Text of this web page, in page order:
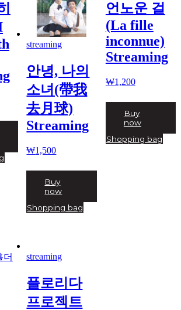
streaming
안녕, 나의
소녀(帶我
去月球)
Streaming
₩1,500
Buy
now
Shopping bag
언노운 걸
(La fille
inconnue)
Streaming
₩1,200
Buy
now
Shopping bag
streaming
플로리다
프로젝트